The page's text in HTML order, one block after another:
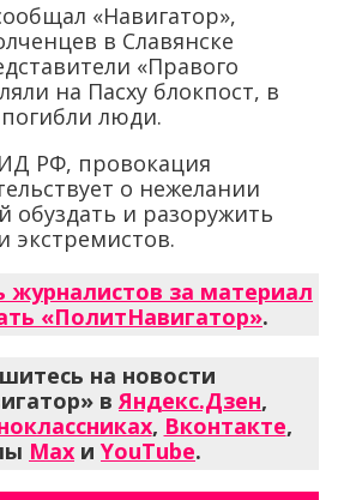
«Навигатор»,
в Славянске
«Правого
на Пасху блокпост, в
погибли люди.
РФ, провокация
о нежелании
обуздать и разоружить
экстремистов.
журналистов за материал
«ПолитНавигатор».
на новости
вЯндекс.Дзен,
, Вконтакте,
Max и YouTube.